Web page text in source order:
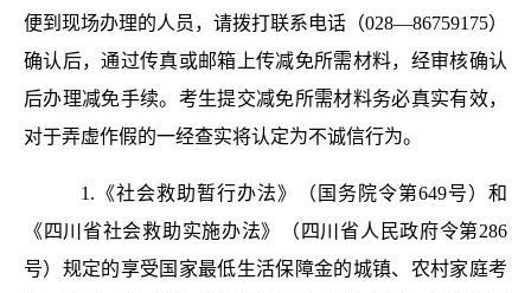
便到现场办理的人员，请拨打联系电话（028—86759175）
确认后，通过传真或邮箱上传减免所需材料，经审核确认
后办理减免手续。考生提交减免所需材料务必真实有效，
对于弄虚作假的一经查实将认定为不诚信行为。
1.《社会救助暂行办法》（国务院令第649号）和
《四川省社会救助实施办法》（四川省人民政府令第286
号）规定的享受国家最低生活保障金的城镇、农村家庭考